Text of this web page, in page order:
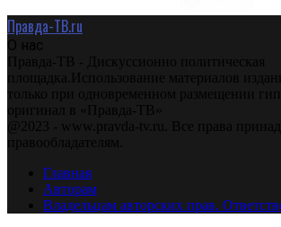
Правда-ТВ.ru
О нас
Правда-ТВ - Дискуссионно политическая
площадка.Использование материалов
только при одновременном размещении
оригинал в «Правда-ТВ»
@2023 - www.pravda-tv.ru. Все права
правообладателям.
Главная
Авторам
Владельцам авторских прав.